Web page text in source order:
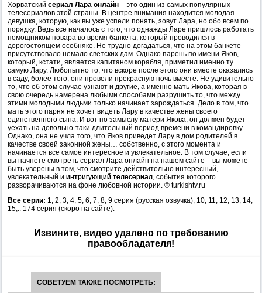
Хорватский сериал Лара онлайн – это один из самых популярных
телесериалов этой страны. В центре внимания находится молодая
девушка, которую, как вы уже успели понять, зовут Лара, но обо всем по
порядку. Ведь все началось с того, что однажды Ларе пришлось работать
помощником повара во время банкета, который проводился в
дорогостоящем особняке. Не трудно догадаться, что на этом банкете
присутствовало немало светских дам. Однако парень по имени Яков,
который, кстати, является капитаном корабля, приметил именно ту
самую Лару. Любопытно то, что вскоре после этого они вместе оказались
в саду, более того, они провели прекрасную ночь вместе. Не удивительно
то, что об этом случае узнают и другие, а именно мать Якова, которая в
свою очередь намерена любыми способами разрушить то, что между
этими молодыми людьми только начинает зарождаться. Дело в том, что
мать этого парня не хочет видеть Лару в качестве жены своего
единственного сына. И вот по замыслу матери Якова, он должен будет
уехать на довольно-таки длительный период времени в командировку.
Однако, она не учла того, что Яков приведет Лару в дом родителей в
качестве своей законной жены… собственно, с этого момента и
начинается все самое интересное и увлекательное. В том случае, если
вы начнете смотреть сериал Лара онлайн на нашем сайте – вы можете
быть уверены в том, что смотрите действительно интересный,
увлекательный и интригующий телесериал, события которого
разворачиваются на фоне любовной истории. © turkishtv.ru
Все серии: 1, 2, 3, 4, 5, 6, 7, 8, 9 серия (русская озвучка); 10, 11, 12, 13, 14,
15,.. 174 серия (скоро на сайте).
Извините, видео удалено по требованию
правообладателя!
СОВЕТУЕМ ТАКЖЕ ПОСМОТРЕТЬ: